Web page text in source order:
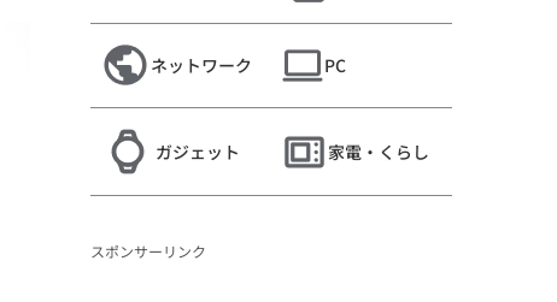
ネットワーク PC
ガジェット 家電・くらし
スポンサーリンク